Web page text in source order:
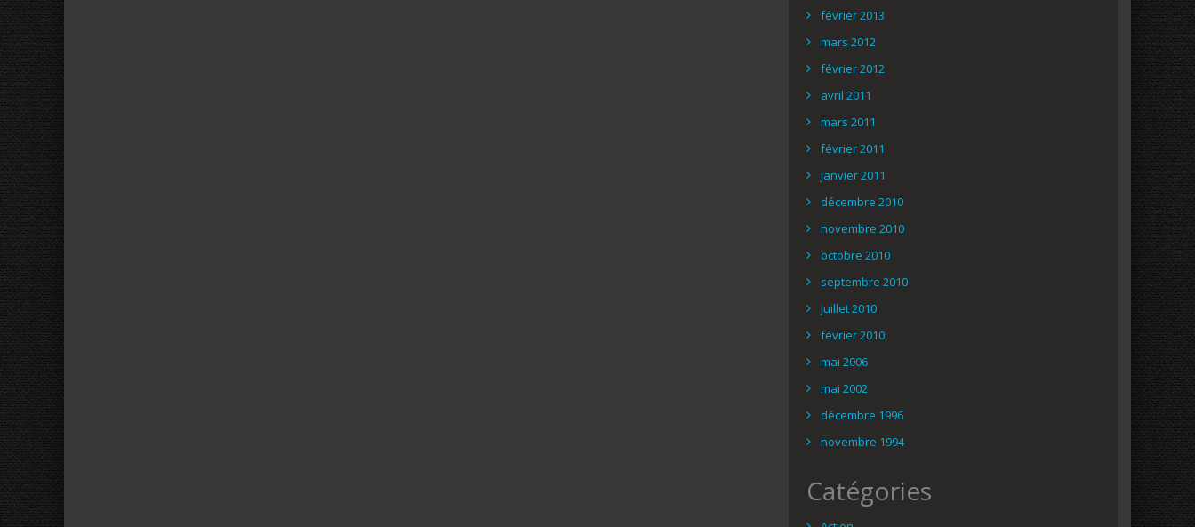
février 2013
mars 2012
février 2012
avril 2011
mars 2011
février 2011
janvier 2011
décembre 2010
novembre 2010
octobre 2010
septembre 2010
juillet 2010
février 2010
mai 2006
mai 2002
décembre 1996
novembre 1994
Catégories